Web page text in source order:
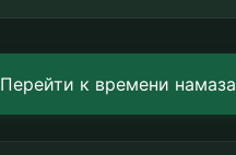
Перейти к времени намаза